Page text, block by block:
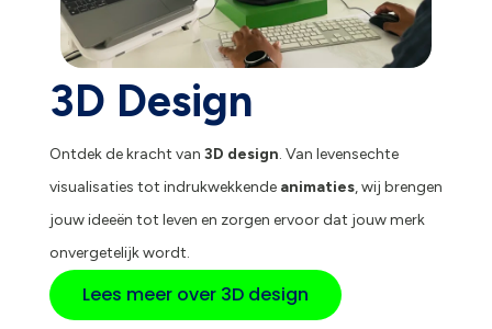
3D Design
Ontdek de kracht van 3D design. Van levensechte
visualisaties tot indrukwekkende animaties, wij brengen
jouw ideeën tot leven en zorgen ervoor dat jouw merk
onvergetelijk wordt.
Lees meer over 3D design